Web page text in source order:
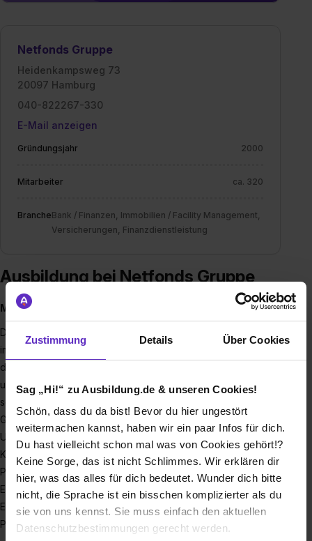
Zustimmung Details Über Cookies
Sag „Hi!“ zu Ausbildung.de & unseren Cookies!
Schön, dass du da bist! Bevor du hier ungestört
weitermachen kannst, haben wir ein paar Infos für dich.
Du hast vielleicht schon mal was von Cookies gehört!?
Keine Sorge, das ist nicht Schlimmes. Wir erklären dir
hier, was das alles für dich bedeutet. Wunder dich bitte
nicht, die Sprache ist ein bisschen komplizierter als du
sie von uns kennst. Sie muss einfach den aktuellen
Datenschutzbestimmungen gerecht werden.
Netfonds Gruppe
Heidenkampsweg 73
20097 Hamburg
040-822267-330
E-Mail anzeigen
Gründungsjahr 2000
Mitarbeiter ca. 320
BrancheBank / Finanzen, Immobilien / Facility Management,
Versicherungen, Finanzdienstleistung
Ausbildung bei Netfonds Gruppe
Moin bei der Netfonds Gruppe!
Die
, gegründet im Jahr 2000 und sitzend
im Herzen Hamburgs, revolutioniert als einer der Marktführer
die B2B-Finanzdienstleistungsbranche in Deutschland. Mit
unserer 360°-Finanzberater-Plattform finfire ermöglichen wir
selbständigen Finanz- und Versicherungsprofis, ihre
Geschäfte effizient, rechtssicher und compliant abzuwickeln.
Unsere Expertenteams, bestehend aus insgesamt über 300
Kolleginnen und Kollegen, tragen täglich mit professionellem
Prozessmanagement, umfassendem Produktwissen, IT-
Expertise sowie regulatorischen Know-how maßgeblich zum
Erfolg und zur Zufriedenheit unserer 4.800 Kunden und
Partner bei.